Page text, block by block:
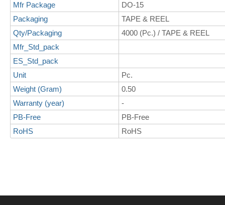
Mfr Package
DO-15
Packaging
TAPE & REEL
Qty/Packaging
4000 (Pc.) / TAPE & REEL
Mfr_Std_pack
ES_Std_pack
Unit
Pc.
Weight (Gram)
0.50
Warranty (year)
-
PB-Free
PB-Free
RoHS
RoHS